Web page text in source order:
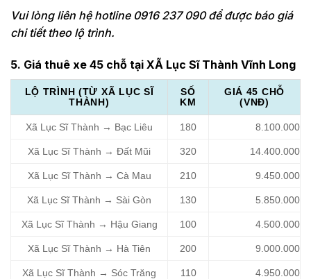
Vui lòng liên hệ hotline 0916 237 090 để được báo giá
chi tiết theo lộ trình.
5. Giá thuê xe 45 chỗ tại XÃ Lục Sĩ Thành Vĩnh Long
LỘ TRÌNH (TỪ XÃ LỤC SĨ
THÀNH)
SỐ
KM
GIÁ 45 CHỖ
(VNĐ)
Xã Lục Sĩ Thành → Bạc Liêu 180 8.100.000
Xã Lục Sĩ Thành → Đất Mũi 320 14.400.000
Xã Lục Sĩ Thành → Cà Mau 210 9.450.000
Xã Lục Sĩ Thành → Sài Gòn 130 5.850.000
Xã Lục Sĩ Thành → Hậu Giang 100 4.500.000
Xã Lục Sĩ Thành → Hà Tiên 200 9.000.000
Xã Lục Sĩ Thành → Sóc Trăng 110 4.950.000